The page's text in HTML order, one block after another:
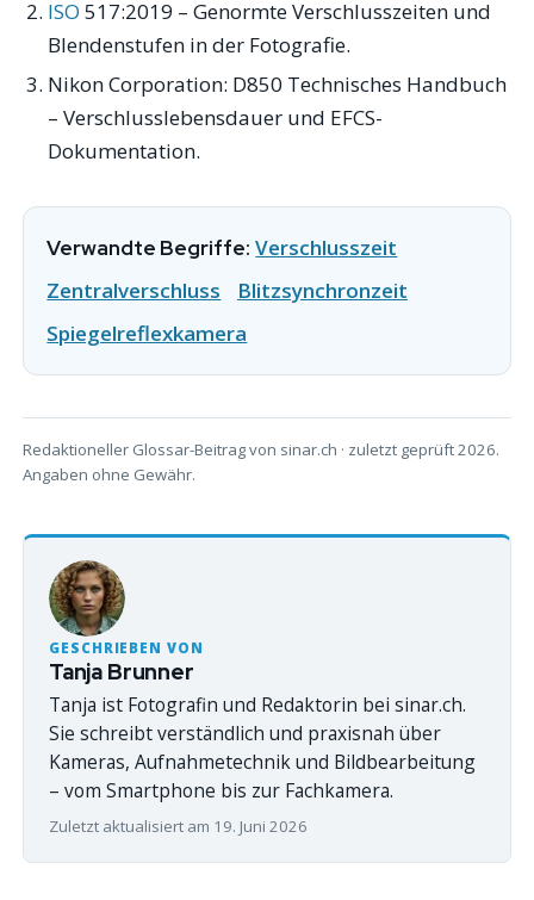
ISO 517:2019 – Genormte Verschlusszeiten und
Blendenstufen in der Fotografie.
Nikon Corporation: D850 Technisches Handbuch
– Verschlusslebensdauer und EFCS-
Dokumentation.
Verwandte Begriffe: Verschlusszeit
Zentralverschluss
Blitzsynchronzeit
Spiegelreflexkamera
Redaktioneller Glossar-Beitrag von sinar.ch · zuletzt geprüft 2026.
Angaben ohne Gewähr.
GESCHRIEBEN VON
Tanja Brunner
Tanja ist Fotografin und Redaktorin bei sinar.ch.
Sie schreibt verständlich und praxisnah über
Kameras, Aufnahmetechnik und Bildbearbeitung
– vom Smartphone bis zur Fachkamera.
Zuletzt aktualisiert am 19. Juni 2026